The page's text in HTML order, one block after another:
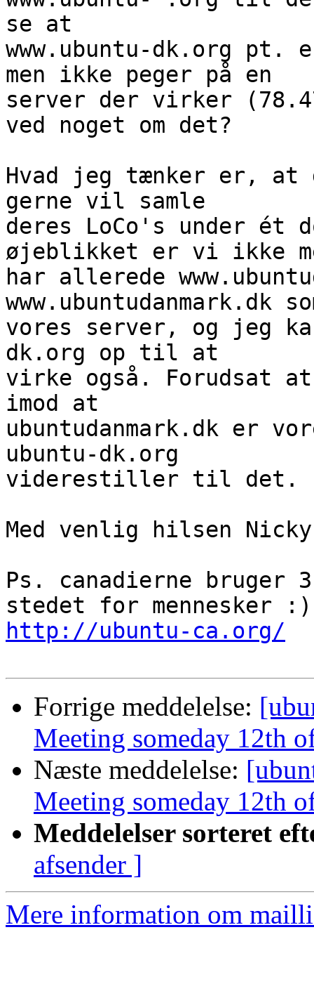
se at
www.ubuntu-dk.org
men ikke peger på en
server der virker
ved noget om det?
Hvad jeg tænker er, at
gerne vil samle
deres LoCo's under ét
øjeblikket er vi ikke
har allerede
www.ubuntudanmark.dk
vores server, og jeg
dk.org op til at
virke også. Forudsat
imod at
ubuntudanmark.dk er
ubuntu-dk.org
viderestiller til det.
Med venlig hilsen Nicky
Ps. canadierne bruger
http://ubuntu-ca.org/
Forrige meddelelse:
Meeting someday 12th
Næste meddelelse:
Meeting someday 12th
Meddelelser sorteret
afsender ]
Mere information om